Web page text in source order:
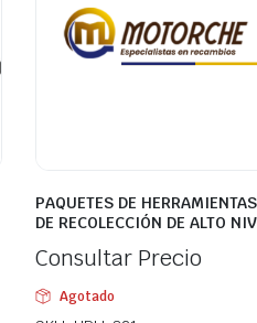
PAQUETES DE HERRAMIENTAS
DE RECOLECCIÓN DE ALTO
Consultar Precio
Agotado